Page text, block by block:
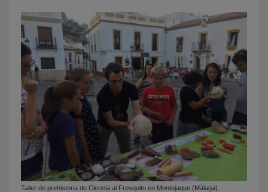
Taller de prehistoria de Ciencia al Fresquito en Montejaque (Málaga).